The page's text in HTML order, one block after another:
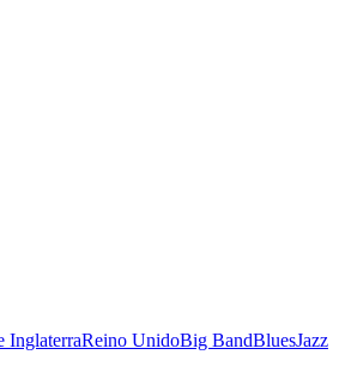
InglaterraReino UnidoBig BandBluesJazz